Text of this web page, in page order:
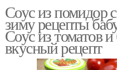
Соус из помидор
зиму рецепты
Соус из томатов
вкусный рецепт